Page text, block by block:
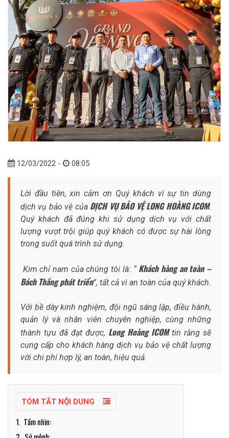
12/03/2022 - 08:05
Lời đầu tiên, xin cảm ơn Quý khách vì sự tin dùng
dịch vụ bảo vệ của DỊCH VỤ BẢO VỆ LONG HOÀNG ICOM.
Quý khách đã đúng khi sử dụng dịch vụ với chất
lượng vượt trội giúp quý khách có được sự hài lòng
trong suốt quá trình sử dụng.
Kim chỉ nam của chúng tôi là: “Khách hàng an toàn –
Bách Thắng phát triển”, tất cả vì an toàn của quý khách.
Với bề dày kinh nghiệm, đội ngũ sáng lập, điều hành,
quản lý và nhân viên chuyên nghiệp, cùng những
thành tựu đã đạt được, Long Hoàng ICOMtin rằng sẽ
cung cấp cho khách hàng dịch vụ bảo vệ chất lượng
với chi phí hợp lý, an toàn, hiệu quả.
TÓM TẮT NỘI DUNG
1. Tầm nhìn: